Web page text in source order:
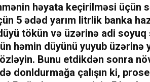
həyata keçirilməsi üçün
5 ədəd yarım litrlik banka
tökün və üzərinə adi soyuq
həmin düyünü yuyub üzərinə
Bunu etdikdən sonra
donldurmağa çalışın ki,